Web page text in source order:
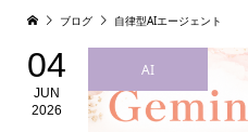
ブログ 自律型AIエージェント
04
JUN
2026
AI